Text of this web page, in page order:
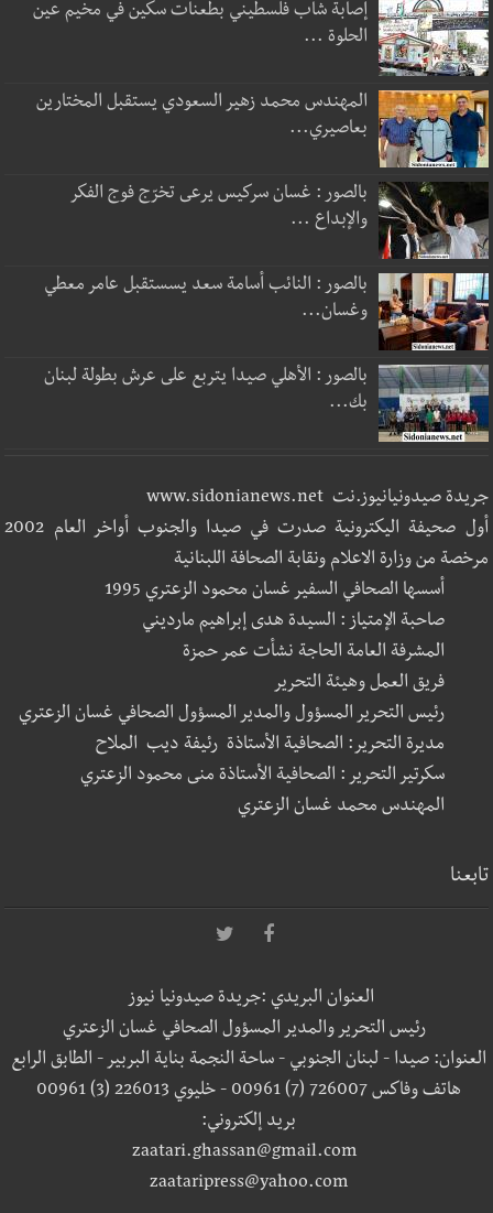
إصابة شاب فلسطيني بطعنات سكين في مخيم عين
الحلوة ...
المهندس محمد زهير السعودي يستقبل المختارين
بعاصيري...
بالصور : غسان سركيس يرعى تخرّج فوج الفكر
والإبداع ...
بالصور : النائب أسامة سعد يسستقبل عامر معطي
وغسان...
بالصور : الأهلي صيدا يتربع على عرش بطولة لبنان
بك...
جريدة صيدونيانيوز.نت www.sidonianews.net
أول صحيفة اليكترونية صدرت في صيدا والجنوب أواخر العام 2002
مرخصة من وزارة الاعلام ونقابة الصحافة اللبنانية
أسسها الصحافي السفير غسان محمود الزعتري 1995
صاحبة الإمتياز : السيدة هدى إبراهيم مارديني
المشرفة العامة الحاجة نشأت عمر حمزة
فريق العمل وهيئة التحرير
رئيس التحرير المسؤول والمدير المسؤول الصحافي غسان الزعتري
مديرة التحرير: الصحافية الأستاذة رئيفة ديب الملاح
سكرتير التحرير : الصحافية الأستاذة منى محمود الزعتري
المهندس محمد غسان الزعتري
تابعنا
العنوان البريدي :جريدة صيدونيا نيوز
رئيس التحرير والمدير المسؤول الصحافي غسان الزعتري
العنوان: صيدا - لبنان الجنوبي - ساحة النجمة بناية البربير - الطابق الرابع
هاتف وفاكس 726007 (7) 00961 - خليوي 226013 (3) 00961
بريد إلكتروني:
zaatari.ghassan@gmail.com
zaataripress@yahoo.com